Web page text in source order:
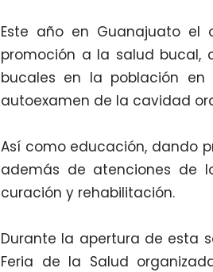
Este año en Guanajuato el
promoción a la salud bucal,
bucales en la población
autoexamen de la cavidad
Así como educación, dando
además de atenciones de
curación y rehabilitación.
Durante la apertura de esta
Feria de la Salud